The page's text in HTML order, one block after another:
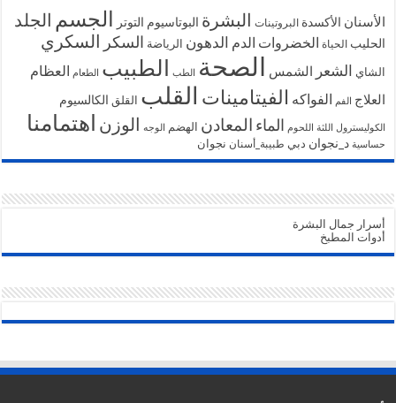
الأسنان الأكسدة البروتينات البشرة البوتاسيوم التوتر الجسم الجلد
الحليب الحياة الخضروات الدم الدهون الرياضة السكر السكري
الشاي الشعر الشمس الصحة الطب الطبيب الطعام
العظام
العلاج الفم الفواكه الفيتامينات القلب القلق الكالسيوم
الكوليسترول اللثة اللحوم الماء المعادن الهضم الوجه الوزن اهتمامنا
حساسية د_نجوان دبي طبيبة_أسنان نجوان
أسرار جمال البشرة
أدوات المطبخ